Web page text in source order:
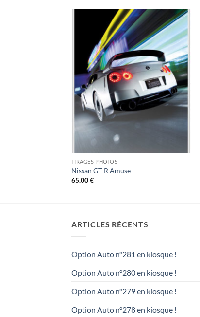
TIRAGES PHOTOS
Nissan GT-R Amuse
65.00€
ARTICLES RÉCENTS
Option Auto n°281 en kiosque !
Option Auto n°280 en kiosque !
Option Auto n°279 en kiosque !
Option Auto n°278 en kiosque !